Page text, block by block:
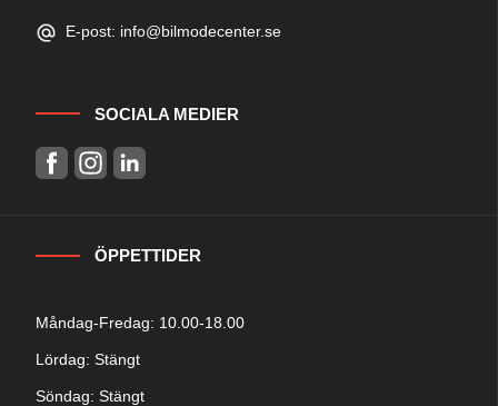
E-post: info@bilmodecenter.se
SOCIALA MEDIER
ÖPPETTIDER
Måndag-Fredag: 10.00-18.00
Lördag: Stängt
Söndag: Stängt